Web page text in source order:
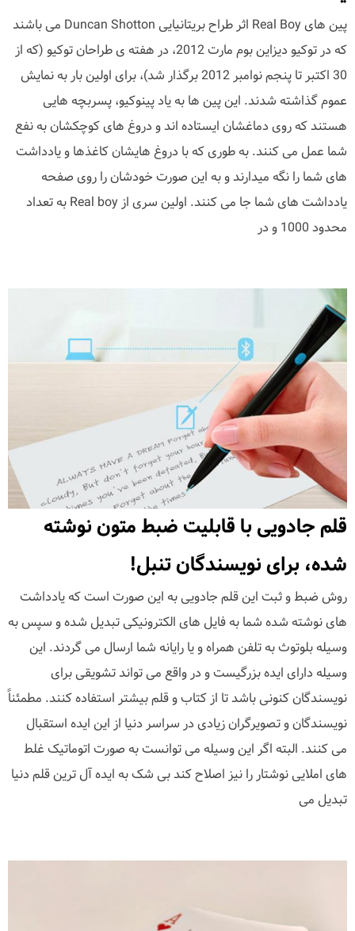
پین های Real Boy اثر طراح بریتانیایی Duncan Shotton می باشند
که در توکیو دیزاین بوم مارت 2012، در هفته ی طراحان توکیو (که از
30 اکتبر تا پنجم نوامبر 2012 برگذار شد)، برای اولین بار به نمایش
عموم گذاشته شدند. این پین ها به یاد پینوکیو، پسربچه هایی
هستند که روی دماغشان ایستاده اند و دروغ های کوچکشان به نفع
شما عمل می کنند. به طوری که با دروغ هایشان کاغذها و یادداشت
های شما را نگه میدارند و به این صورت خودشان را روی صفحه
یادداشت های شما جا می کنند. اولین سری از Real boy به تعداد
محدود 1000 و در
قلم جادویی با قابلیت ضبط متون نوشته
شده، برای نویسندگان تنبل!
روش ضبط و ثبت این قلم جادویی به این صورت است که یادداشت
های نوشته شده شما به فایل های الکترونیکی تبدیل شده و سپس به
وسیله بلوتوث به تلفن همراه و یا رایانه شما ارسال می گردند. این
وسیله دارای ایده بزرگیست و در واقع می تواند تشویقی برای
نویسندگان کنونی باشد تا از کتاب و قلم بیشتر استفاده کنند. مطمئناً
نویسندگان و تصویرگران زیادی در سراسر دنیا از این ایده استقبال
می کنند. البته اگر این وسیله می توانست به صورت اتوماتیک غلط
های املایی نوشتار را نیز اصلاح کند بی شک به ایده آل ترین قلم دنیا
تبدیل می